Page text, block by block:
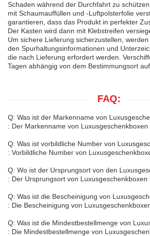
Schaden während der Durchfahrt zu
mit Schaumauffüllen und -Luftpolsterfolie
garantieren, dass das Produkt in perfekter
Der Kasten wird dann mit Klebstreifen
Um sichere Lieferung sicherzustellen,
den Spurhaltungsinformationen und
die nach Lieferung erfordert werden.
Tagen abhängig von dem Bestimmungsort
FAQ:
Q: Was ist der Markenname von
: Der Markenname von Luxusgeschenkboxen
Q: Was ist vorbildliche Number von
: Vorbildliche Number von
Q: Wo ist der Ursprungsort von den
: Der Ursprungsort von Luxusgeschenkboxen
Q: Was ist die Bescheinigung von
: Die Bescheinigung von
Q: Was ist die Mindestbestellmenge von
: Die Mindestbestellmenge von